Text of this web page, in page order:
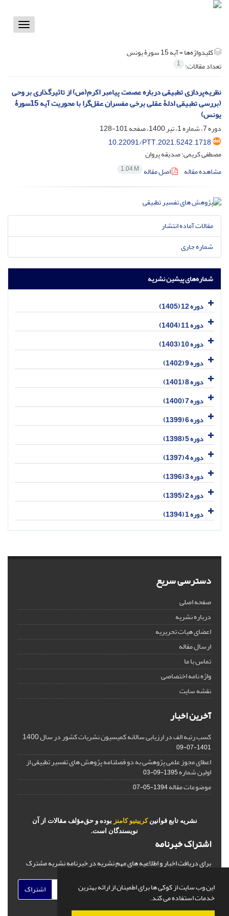
این وب سایت از کوکی ها برای اطمینان از ارائه بهترین
خدمات استفاده می کند.
Toggle
کلیدواژه‌ها =آیه 15 سورۀ یونس
تعداد مقالات: 1
نظریه‌پردازی تطبیقی درباره عصمت پیامبر اکرم(ص) از تاثیرگذاری بر وحی
(بررسی تطبیقی ادلۀ عقلی برخی مفسران عقل‌گرا با محوریت آیه 15سورۀ
یونس)
دوره 7، شماره 1، تیر 1400، صفحه
101-128
10.22091/PTT.2021.5242.1718
مصطفی کریمی؛ صدیقه پروان
مشاهده مقاله
اصل مقاله 1.04 M
مقالات آماده انتشار
شماره جاری
شماره‌های پیشین نشریه
دوره 12 (1405)
دوره 11 (1404)
دوره 10 (1403)
دوره 9 (1402)
دوره 8 (1401)
دوره 7 (1400)
دوره 6 (1399)
دوره 5 (1398)
دوره 4 (1397)
دوره 3 (1396)
دوره 2 (1395)
دوره 1 (1394)
دسترسی سریع
صفحه اصلی
درباره نشریه
اعضای هیات تحریریه
ارسال مقاله
تماس با ما
واژه نامه اختصاصی
نقشه سایت
آخرین اخبار
کسب رتبه الف در ارزیابی سالانه کمیسیون نشریات کشور در سال 1400
1401-07-09
اعطای مجوز علمی پژوهشی به دو فصلنامه پژوهش های تفسیر تطبیقی از
اولین شماره1395-09-03
موضوعات مقاله1394-05-07
نشریه تابع قوانین کرییتیو کامنز بوده و حق‌مؤلف مقالات از آن
نویسندگان است.
اشتراک خبرنامه
برای دریافت اخبار و اطلاعیه های مهم نشریه در خبرنامه نشریه مشترک
اشتراک